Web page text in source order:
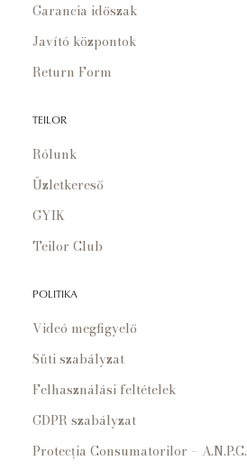
Garancia időszak
Javító központok
Return Form
TEILOR
Rólunk
Üzletkereső
GYIK
Teilor Club
POLITIKA
Videó megfigyelő
Süti szabályzat
Felhasználási feltételek
GDPR szabályzat
Protecția Consumatorilor – A.N.P.C.